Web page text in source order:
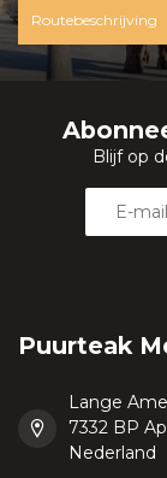
Routebeschrijving
Blijf op
Puurteak
Lange
7332 BP
Nederland